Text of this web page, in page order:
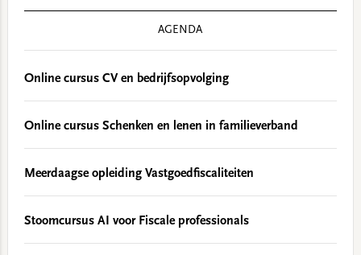
AGENDA
Online cursus CV en bedrijfsopvolging
Online cursus Schenken en lenen in familieverband
Meerdaagse opleiding Vastgoedfiscaliteiten
Stoomcursus AI voor Fiscale professionals